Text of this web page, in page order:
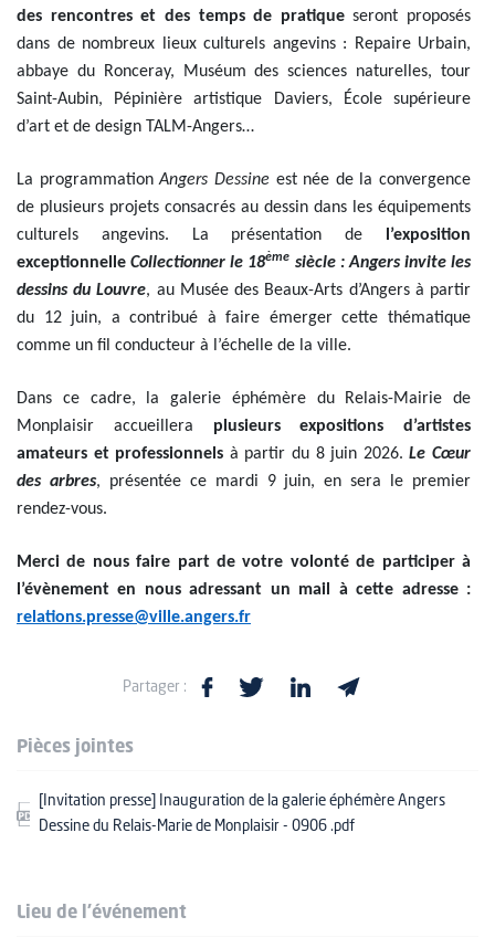
des rencontres et des temps de pratiqueseront proposés
dans de nombreux lieux culturels angevins : Repaire Urbain,
abbaye du Ronceray, Muséum des sciences naturelles, tour
Saint-Aubin, Pépinière artistique Daviers, École supérieure
d’art et de design TALM-Angers…
La programmationAngers Dessineest née de la convergence
de plusieurs projets consacrés au dessin dans les équipements
culturels angevins. La présentation de
l’exposition
exceptionnelleCollectionner le 18ème siècle : Angers invite les
dessins du Louvre, au Musée des Beaux-Arts d’Angers à partir
du 12 juin, a contribué à faire émerger cette thématique
comme un fil conducteur à l’échelle de la ville.
Dans ce cadre, la galerie éphémère du Relais-Mairie de
Monplaisir accueillera plusieurs expositions d’artistes
amateurs et professionnels à partir du 8 juin 2026.Le Cœur
des arbres, présentée ce mardi 9 juin, en sera le premier
rendez-vous.
Merci de nous faire part de votre volonté de participer à
l’évènement en nous adressant un mail à cette adresse :
relations.presse@ville.angers.fr
Partager :
Pièces jointes
[Invitation presse] Inauguration de la galerie éphémère Angers
Dessine du Relais-Marie de Monplaisir - 0906 .pdf
Lieu de l'événement